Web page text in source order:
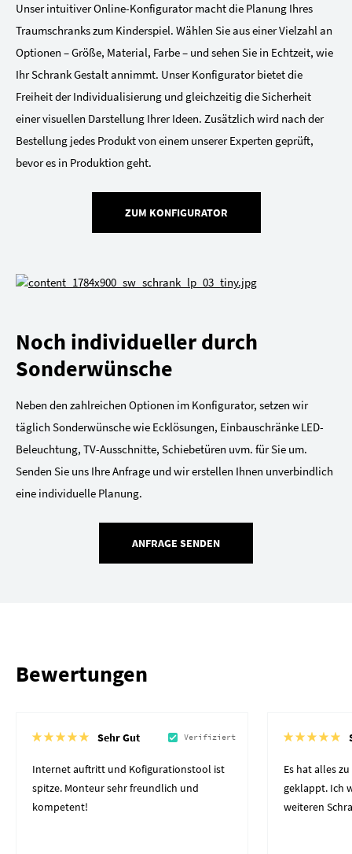
Unser intuitiver Online-Konfigurator macht die Planung Ihres
Traumschranks zum Kinderspiel. Wählen Sie aus einer Vielzahl an
Optionen – Größe, Material, Farbe – und sehen Sie in Echtzeit, wie
Ihr Schrank Gestalt annimmt. Unser Konfigurator bietet die
Freiheit der Individualisierung und gleichzeitig die Sicherheit
einer visuellen Darstellung Ihrer Ideen. Zusätzlich wird nach der
Bestellung jedes Produkt von einem unserer Experten geprüft,
bevor es in Produktion geht.
ZUM KONFIGURATOR
Noch individueller durch
Sonderwünsche
Neben den zahlreichen Optionen im Konfigurator, setzen wir
täglich Sonderwünsche wie Ecklösungen, Einbauschränke LED-
Beleuchtung, TV-Ausschnitte, Schiebetüren uvm. für Sie um.
Senden Sie uns Ihre Anfrage und wir erstellen Ihnen unverbindlich
eine individuelle Planung.
ANFRAGE SENDEN
Bewertungen
Sehr Gut Verifiziert
Internet auftritt und Kofigurationstool ist
spitze. Monteur sehr freundlich und
kompetent!
Es hat alles
geklappt. Ich
weiteren